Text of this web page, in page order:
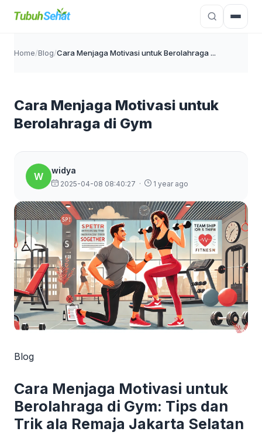
Home/Blog/Cara Menjaga Motivasi untuk Berolahraga ...
Cara Menjaga Motivasi untuk
Berolahraga di Gym
W
widya
2025-04-08 08:40:27 · 1 year ago
Blog
Cara Menjaga Motivasi untuk
Berolahraga di Gym: Tips dan
Trik ala Remaja Jakarta Selatan